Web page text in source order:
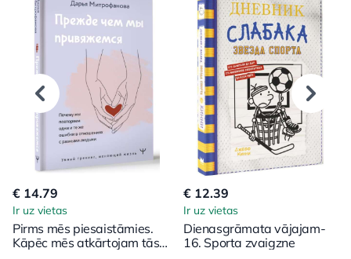
€ 14.79
Ir uz vietas
Pirms mēs piesaistāmies.
Kāpēc mēs atkārtojam tās
€ 12.39
Ir uz vietas
Dienasgrāmata vājajam-
16. Sporta zvaigzne